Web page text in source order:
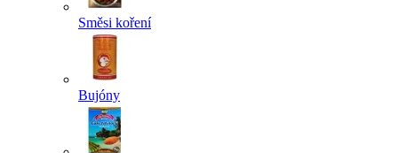
Směsi koření
Bujóny